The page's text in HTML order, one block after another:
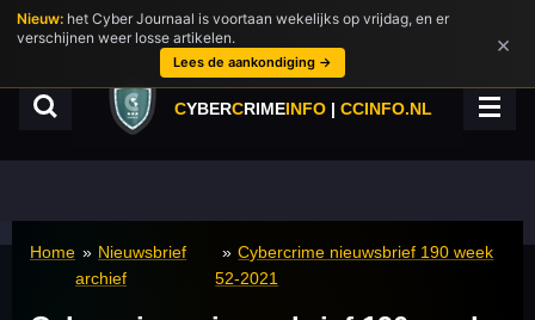
Ga
direct
hoofdinhoud
CYBERCRIMEINFO | CCINFO.NL
Home » Nieuwsbrief
archief
» Cybercrime nieuwsbrief 190 week
52-2021
Nieuw: het Cyber Journaal is voortaan wekelijks op vrijdag, en er
verschijnen weer losse artikelen.
Lees de aankondiging →
×